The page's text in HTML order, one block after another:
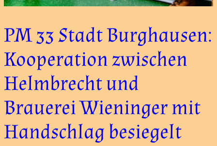
PM 33 Stadt Burghausen:
Kooperation zwischen
Helmbrecht und
Brauerei Wieninger mit
Handschlag besiegelt